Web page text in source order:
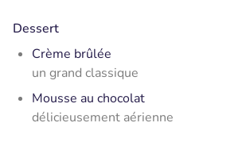
Dessert
Crème brûlée
un grand classique
Mousse au chocolat
délicieusement aérienne